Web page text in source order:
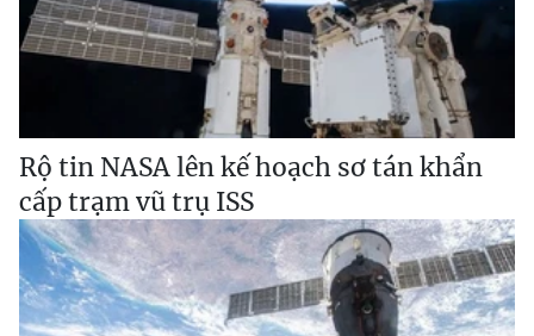
Rộ tin NASA lên kế hoạch sơ tán khẩn
cấp trạm vũ trụ ISS